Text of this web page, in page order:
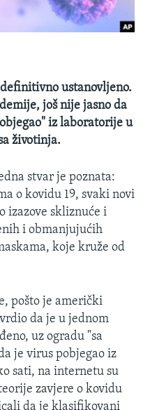
ustanovljeno.
još nije jasno da
iz laboratorije u
životinja.
stvar je poznata:
o kovidu 19, svaki novi
izazove skliznuće i
i obmanjujućih
koje kruže od
pošto je američki
da je u jednom
uz ogradu "sa
je virus pobjegao iz
sati, na internetu su
zavjere o kovidu
da je klasifikovani